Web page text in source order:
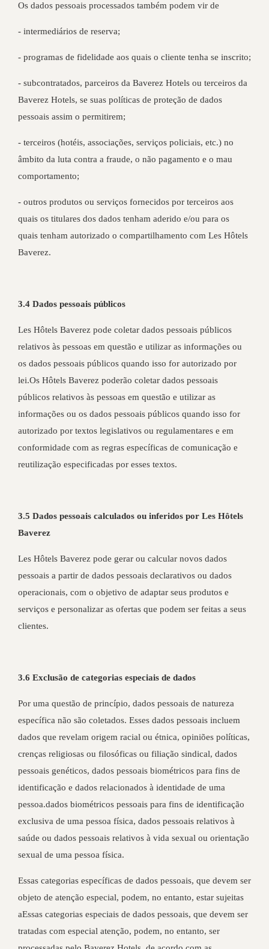
Os dados pessoais processados também podem vir de
- intermediários de reserva;
- programas de fidelidade aos quais o cliente tenha se inscrito;
- subcontratados, parceiros da Baverez Hotels ou terceiros da
Baverez Hotels, se suas políticas de proteção de dados
pessoais assim o permitirem;
- terceiros (hotéis, associações, serviços policiais, etc.) no
âmbito da luta contra a fraude, o não pagamento e o mau
comportamento;
- outros produtos ou serviços fornecidos por terceiros aos
quais os titulares dos dados tenham aderido e/ou para os
quais tenham autorizado o compartilhamento com Les Hôtels
Baverez.
3.4 Dados pessoais públicos
Les Hôtels Baverez pode coletar dados pessoais públicos
relativos às pessoas em questão e utilizar as informações ou
os dados pessoais públicos quando isso for autorizado por
lei.Os Hôtels Baverez poderão coletar dados pessoais
públicos relativos às pessoas em questão e utilizar as
informações ou os dados pessoais públicos quando isso for
autorizado por textos legislativos ou regulamentares e em
conformidade com as regras específicas de comunicação e
reutilização especificadas por esses textos.
3.5 Dados pessoais calculados ou inferidos por Les Hôtels
Baverez
Les Hôtels Baverez pode gerar ou calcular novos dados
pessoais a partir de dados pessoais declarativos ou dados
operacionais, com o objetivo de adaptar seus produtos e
serviços e personalizar as ofertas que podem ser feitas a seus
clientes.
3.6 Exclusão de categorias especiais de dados
Por uma questão de princípio, dados pessoais de natureza
específica não são coletados. Esses dados pessoais incluem
dados que revelam origem racial ou étnica, opiniões políticas,
crenças religiosas ou filosóficas ou filiação sindical, dados
pessoais genéticos, dados pessoais biométricos para fins de
identificação e dados relacionados à identidade de uma
pessoa.dados biométricos pessoais para fins de identificação
exclusiva de uma pessoa física, dados pessoais relativos à
saúde ou dados pessoais relativos à vida sexual ou orientação
sexual de uma pessoa física.
Essas categorias específicas de dados pessoais, que devem ser
objeto de atenção especial, podem, no entanto, estar sujeitas
aEssas categorias especiais de dados pessoais, que devem ser
tratadas com especial atenção, podem, no entanto, ser